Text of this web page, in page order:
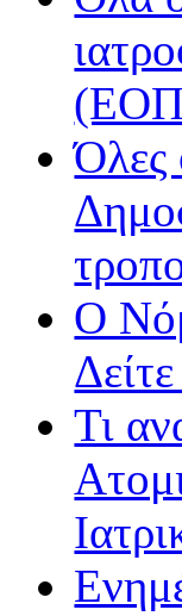
Όλες
Ο
Τι